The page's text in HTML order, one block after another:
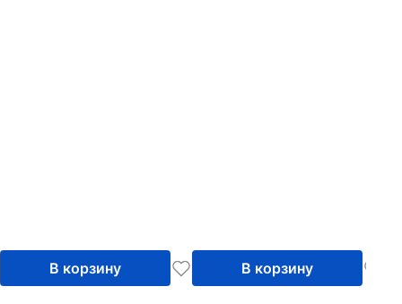
В корзину В корзину